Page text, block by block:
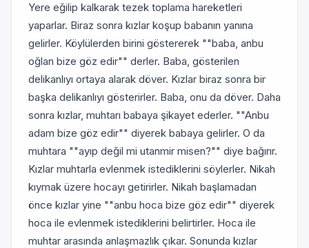
Yere eğilip kalkarak tezek toplama hareketleri
yaparlar. Biraz sonra kızlar koşup babanın yanına
gelirler. Köylülerden birini göstererek ""baba, anbu
oğlan bize göz edir"" derler. Baba, gösterilen
delikanlıyı ortaya alarak döver. Kızlar biraz sonra bir
başka delikanlıyı gösterirler. Baba, onu da döver. Daha
sonra kızlar, muhtarı babaya şikayet ederler. ""Anbu
adam bize göz edir"" diyerek babaya gelirler. O da
muhtara ""ayıp değil mi utanmir misen?"" diye bağırır.
Kızlar muhtarla evlenmek istediklerini söylerler. Nikah
kıymak üzere hocayı getirirler. Nikah başlamadan
önce kızlar yine ""anbu hoca bize göz edir"" diyerek
hoca ile evlenmek istediklerini belirtirler. Hoca ile
muhtar arasında anlaşmazlık çıkar. Sonunda kızlar